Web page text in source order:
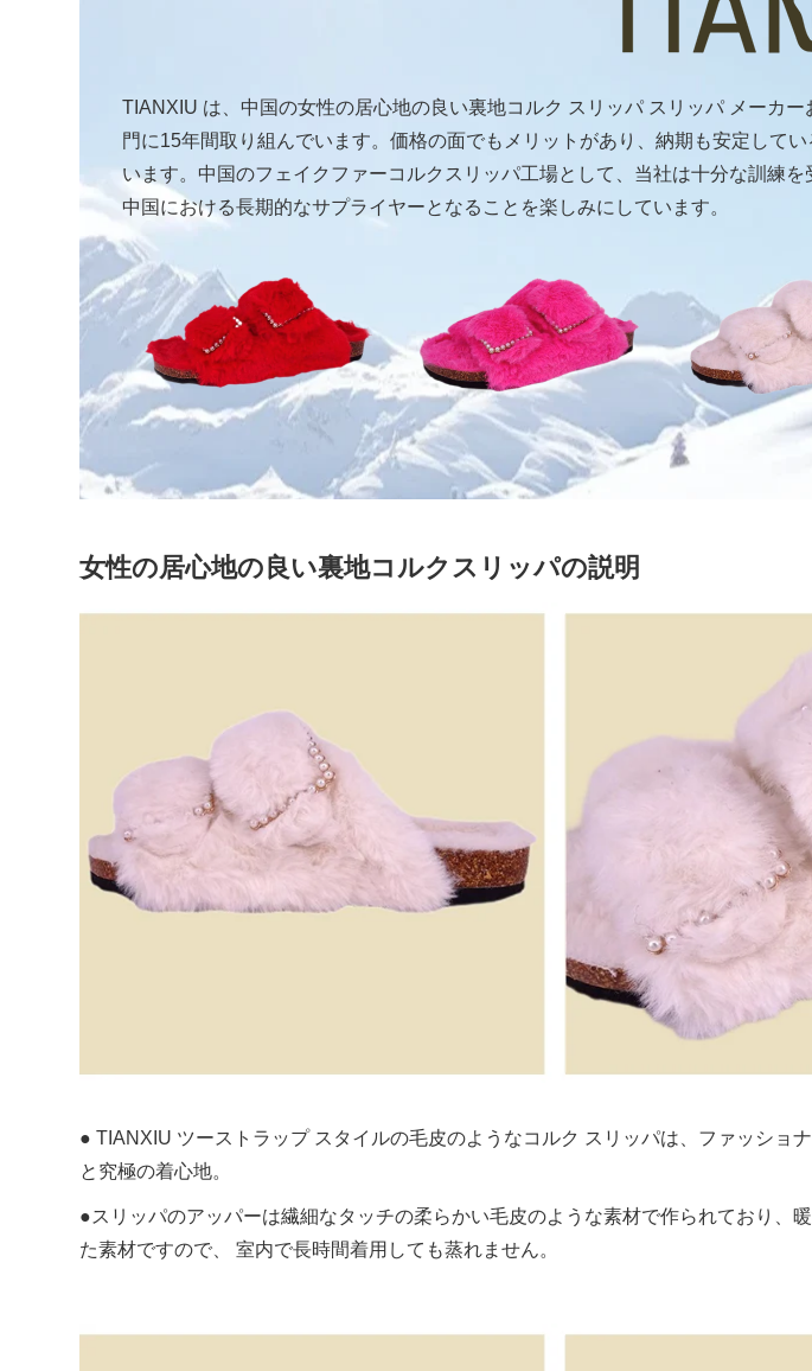
TIANXIU は、中国の女性の居心地の良い裏地コルク スリッパ スリッパ メーカ
門に15年間取り組んでいます。価格の面でもメリットがあり、納期も安定して
います。中国のフェイクファーコルクスリッパ工場として、当社は十分な訓練
中国における長期的なサプライヤーとなることを楽しみにしています。
女性の居心地の良い裏地コルクスリッパの説明
● TIANXIU ツーストラップ スタイルの毛皮のようなコルク スリッパは、ファッシ
と究極の着心地。
●スリッパのアッパーは繊細なタッチの柔らかい毛皮のような素材で作られており
た素材ですので、 室内で長時間着用しても蒸れません。